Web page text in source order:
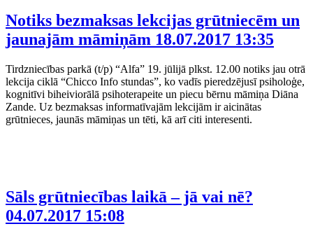
Notiks bezmaksas lekcijas grūtniecēm un
jaunajām māmiņām 18.07.2017 13:35
Tirdzniecības parkā (t/p) “Alfa” 19. jūlijā plkst. 12.00 notiks jau otrā
lekcija ciklā “Chicco Info stundas”, ko vadīs pieredzējusī psiholoģe,
kognitīvi biheiviorālā psihoterapeite un piecu bērnu māmiņa Diāna
Zande. Uz bezmaksas informatīvajām lekcijām ir aicinātas
grūtnieces, jaunās māmiņas un tēti, kā arī citi interesenti.
Sāls grūtniecības laikā – jā vai nē?
04.07.2017 15:08